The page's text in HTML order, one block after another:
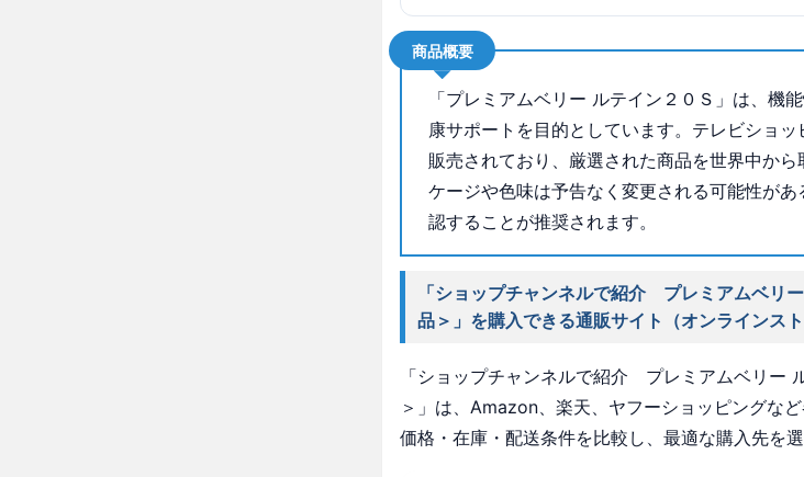
商品概要
「プレミアムベリー ルテイン２０Ｓ」は、機
康サポートを目的としています。テレビショ
販売されており、厳選された商品を世界中か
ケージや色味は予告なく変更される可能性が
認することが推奨されます。
「ショップチャンネルで紹介 プレミアムベリ
品＞」を購入できる通販サイト（オンラインスト
「ショップチャンネルで紹介 プレミアムベリー
＞」は、Amazon、楽天、ヤフーショッピングな
価格・在庫・配送条件を比較し、最適な購入先を選